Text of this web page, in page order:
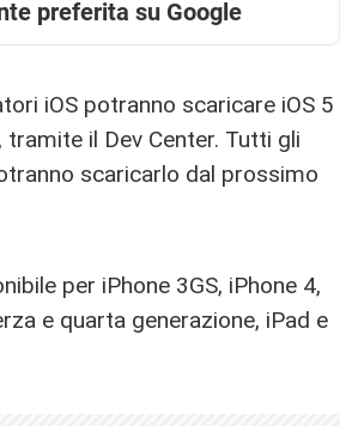
preferita su Google
iOS potranno scaricare iOS 5
il Dev Center. Tutti gli
scaricarlo dal prossimo
per iPhone 3GS, iPhone 4,
e quarta generazione, iPad e